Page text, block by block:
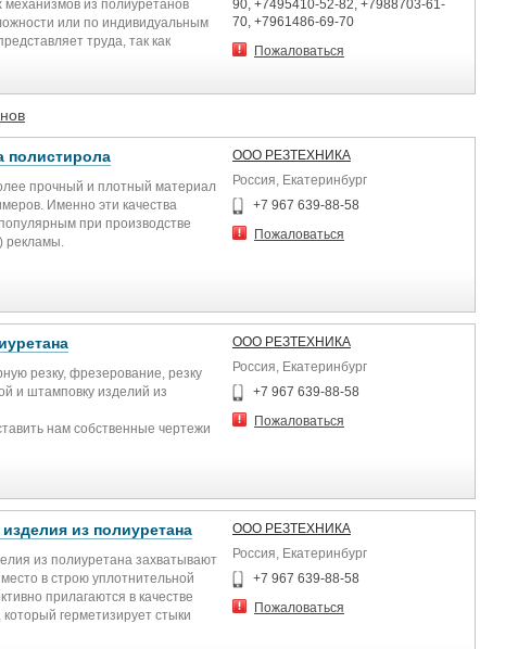
из полиуретанов
или по индивидуальным
труда, так как
90, +7495410-52-82, +7988703-61-
70, +7961486-69-70
Пожаловаться
полистирола
прочный и плотный материал
Именно эти качества
при производстве
рекламы.
быть декорирована при
компании со всей
осуществляется тем видом
выберет заказчик. Наше
ООО РЕЗТЕХНИКА
Россия, Екатеринбург
+7 967 639-88-58
Пожаловаться
резку, фрезерование, резку
и штамповку изделий из
нам собственные чертежи
ООО РЕЗТЕХНИКА
Россия, Екатеринбург
+7 967 639-88-58
Пожаловаться
из полиуретана
из полиуретана захватывают
в строю уплотнительной
прилагаются в качестве
герметизирует стыки
ООО РЕЗТЕХНИКА
Россия, Екатеринбург
+7 967 639-88-58
Пожаловаться